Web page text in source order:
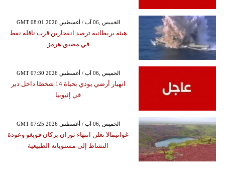
GMT 08:01 2026 الخميس ,06 آب / أغسطس
هيئة بريطانية ترصد انفجارين قرب ناقلة نفط
في مضيق هرمز
GMT 07:30 2026 الخميس ,06 آب / أغسطس
انهيار أرضي يودي بحياة 14 شخصًا داخل دير
في إثيوبيا
GMT 07:25 2026 الخميس ,06 آب / أغسطس
غواتيمالا تعلن انتهاء ثوران بركان فويغو وعودة
النشاط إلى مستوياته الطبيعية